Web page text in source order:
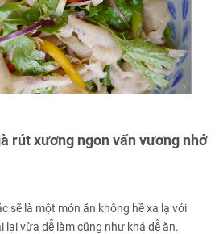
rút xương ngon vấn vương nhớ
sẽ là một món ăn không hề xa lạ với
lại vừa dễ làm cũng như khá dễ ăn.